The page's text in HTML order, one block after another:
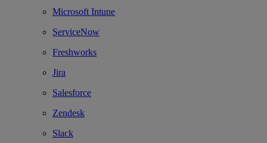
Microsoft Intune
ServiceNow
Freshworks
Jira
Salesforce
Zendesk
Slack